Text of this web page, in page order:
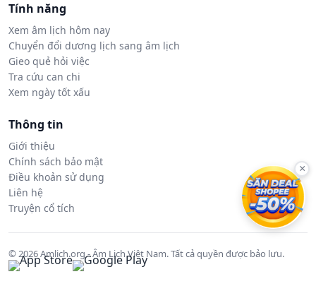
Tính năng
Xem âm lịch hôm nay
Chuyển đổi dương lịch sang âm lịch
Gieo quẻ hỏi việc
Tra cứu can chi
Xem ngày tốt xấu
Thông tin
Giới thiệu
Chính sách bảo mật
Điều khoản sử dụng
Liên hệ
Truyện cổ tích
© 2026 Amlich.org - Âm Lịch Việt Nam. Tất cả quyền được bảo lưu.
×